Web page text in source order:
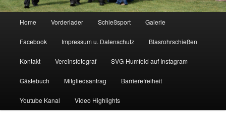
Home Vorderlader Schießsport Galerie
Facebook Impressum u. Datenschutz Blasrohrschießen
Kontakt Vereinsfotograf SVG-Humfeld auf Instagram
Gästebuch Mitgliedsantrag Barrierefreiheit
Youtube Kanal Video Highlights